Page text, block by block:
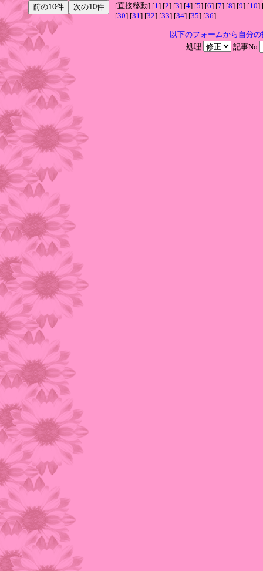
[直接移動] [1 ] [2] [3] [4] [5] [6] [7] [8] [9] [10]
[30] [31 ] [32] [33] [34] [35] [36]
- 以下のフォームから自分
処理
記事No